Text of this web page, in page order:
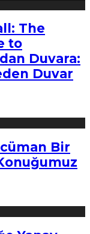
The
to
Duvara:
Duvar
Bir